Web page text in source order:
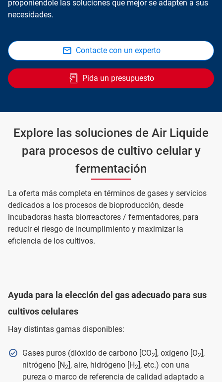
proponiéndole las soluciones que mejor se adapten a sus
necesidades.
Contacte con un experto
Pida un presupuesto
Explore las soluciones de Air Liquide
para procesos de cultivo celular y
fermentación
La oferta más completa en términos de gases y servicios
dedicados a los procesos de bioproducción, desde
incubadoras hasta biorreactores / fermentadores, para
reducir el riesgo de incumplimiento y maximizar la
eficiencia de los cultivos.
Ayuda para la elección del gas adecuado para sus
cultivos celulares
Hay distintas gamas disponibles:
Gases puros (dióxido de carbono [CO2], oxígeno [O2],
nitrógeno [N2], aire, hidrógeno [H2], etc.) con una
pureza o marco de referencia de calidad adaptado a